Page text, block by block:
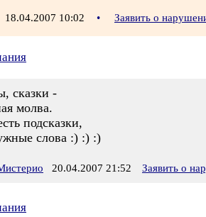
18.04.2007 10:02 • Заявить о
сказки -
молва.
подсказки,
слова :) :) :)
20.04.2007 21:52 Заявить о